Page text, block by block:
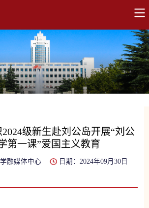
级新生赴刘公岛开展“刘公
第一课”爱国主义教育
融媒体中心 日期：2024年09月30日